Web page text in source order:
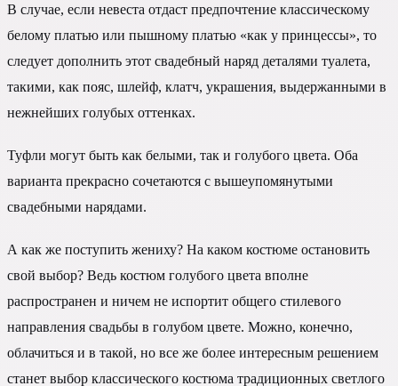
В случае, если невеста отдаст предпочтение классическому
белому платью или пышному платью «как у принцессы», то
следует дополнить этот свадебный наряд деталями туалета,
такими, как пояс, шлейф, клатч, украшения, выдержанными в
нежнейших голубых оттенках.
Туфли могут быть как белыми, так и голубого цвета. Оба
варианта прекрасно сочетаются с вышеупомянутыми
свадебными нарядами.
А как же поступить жениху? На каком костюме остановить
свой выбор? Ведь костюм голубого цвета вполне
распространен и ничем не испортит общего стилевого
направления свадьбы в голубом цвете. Можно, конечно,
облачиться и в такой, но все же более интересным решением
станет выбор классического костюма традиционных светлого